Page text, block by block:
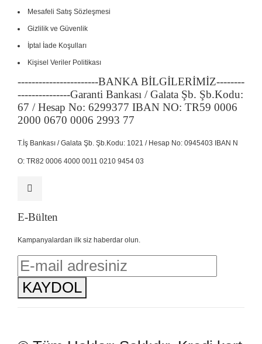
Mesafeli Satış Sözleşmesi
Gizlilik ve Güvenlik
İptal İade Koşulları
Kişisel Veriler Politikası
-----------------------BANKA BİLGİLERİMİZ--------
---------------Garanti Bankası / Galata Şb. Şb.Kodu:
67 / Hesap No: 6299377 IBAN NO: TR59 0006
2000 0670 0006 2993 77
T.İş Bankası / Galata Şb. Şb.Kodu: 1021 / Hesap No: 0945403 IBAN N
O: TR82 0006 4000 0011 0210 9454 03
E-Bülten
Kampanyalardan ilk siz haberdar olun.
KAYDOL